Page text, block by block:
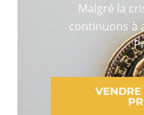
Malgré la
continuons à